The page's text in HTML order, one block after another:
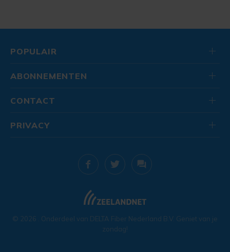
POPULAIR
ABONNEMENTEN
CONTACT
© 2026 . Onderdeel van DELTA Fiber Nederland B.V. Geniet van je
zondag!
PRIVACY